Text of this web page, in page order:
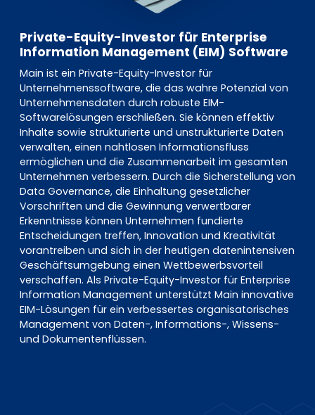
Private-Equity-Investor für Enterprise
Information Management (EIM) Software
Main ist ein Private-Equity-Investor für
Unternehmenssoftware, die das wahre Potenzial von
Unternehmensdaten durch robuste EIM-
Softwarelösungen erschließen. Sie können effektiv
Inhalte sowie strukturierte und unstrukturierte Daten
verwalten, einen nahtlosen Informationsfluss
ermöglichen und die Zusammenarbeit im gesamten
Unternehmen verbessern. Durch die Sicherstellung von
Data Governance, die Einhaltung gesetzlicher
Vorschriften und die Gewinnung verwertbarer
Erkenntnisse können Unternehmen fundierte
Entscheidungen treffen, Innovation und Kreativität
vorantreiben und sich in der heutigen datenintensiven
Geschäftsumgebung einen Wettbewerbsvorteil
verschaffen. Als Private-Equity-Investor für Enterprise
Information Management unterstützt Main innovative
EIM-Lösungen für ein verbessertes organisatorisches
Management von Daten-, Informations-, Wissens-
und Dokumentenflüssen.